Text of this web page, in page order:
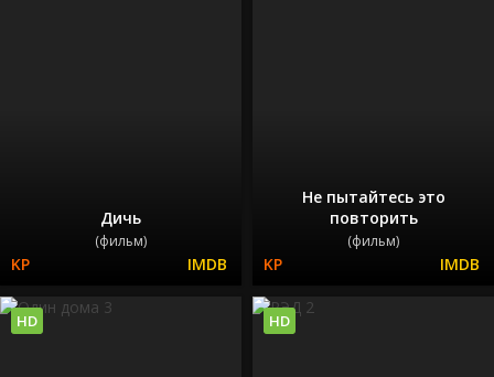
Дичь
(фильм)
Не пытайтесь это
повторить
(фильм)
HD HD